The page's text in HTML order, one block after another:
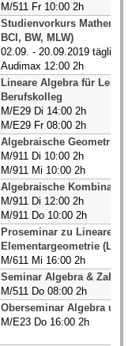
M/511 Fr 10:00 2h
Studienvorkurs
BCI, BW, MLW)
02.09. - 20.09.2019 täglich
Audimax 12:00 2h
Lineare Algebra für
Berufskolleg
M/E29 Di 14:00 2h
M/E29 Fr 08:00 2h
Algebraische Geometrie I
M/911 Di 10:00 2h
M/911 Mi 10:00 2h
Algebraische
M/911 Di 12:00 2h
M/911 Do 10:00 2h
Proseminar zu Lineare
Elementargeometrie
M/611 Mi 16:00 2h
Seminar Algebra &
M/511 Do 08:00 2h
Oberseminar Algebra und
M/E23 Do 16:00 2h